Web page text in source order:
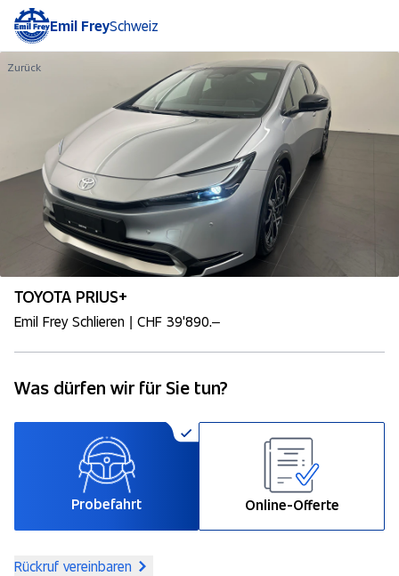
Emil FreySchweiz
Zurück
TOYOTA PRIUS+
Emil Frey Schlieren | CHF 39'890.–
Was dürfen wir für Sie tun?
Probefahrt Online-Offerte
Rückruf vereinbaren